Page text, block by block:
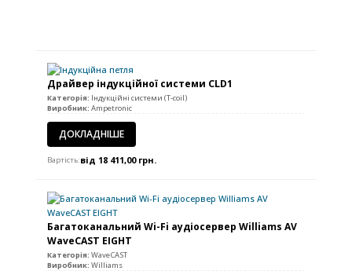
Драйвер індукційної системи CLD1
Категорія: Індукційні системи (T-coil)
Виробник: Ampetronic
ДОКЛАДНІШЕ
Вартість:від 18 411,00 грн.
Багатоканальний Wi-Fi аудіосервер Williams AV
WaveCAST EIGHT
Категорія: WaveCAST
Виробник: Williams